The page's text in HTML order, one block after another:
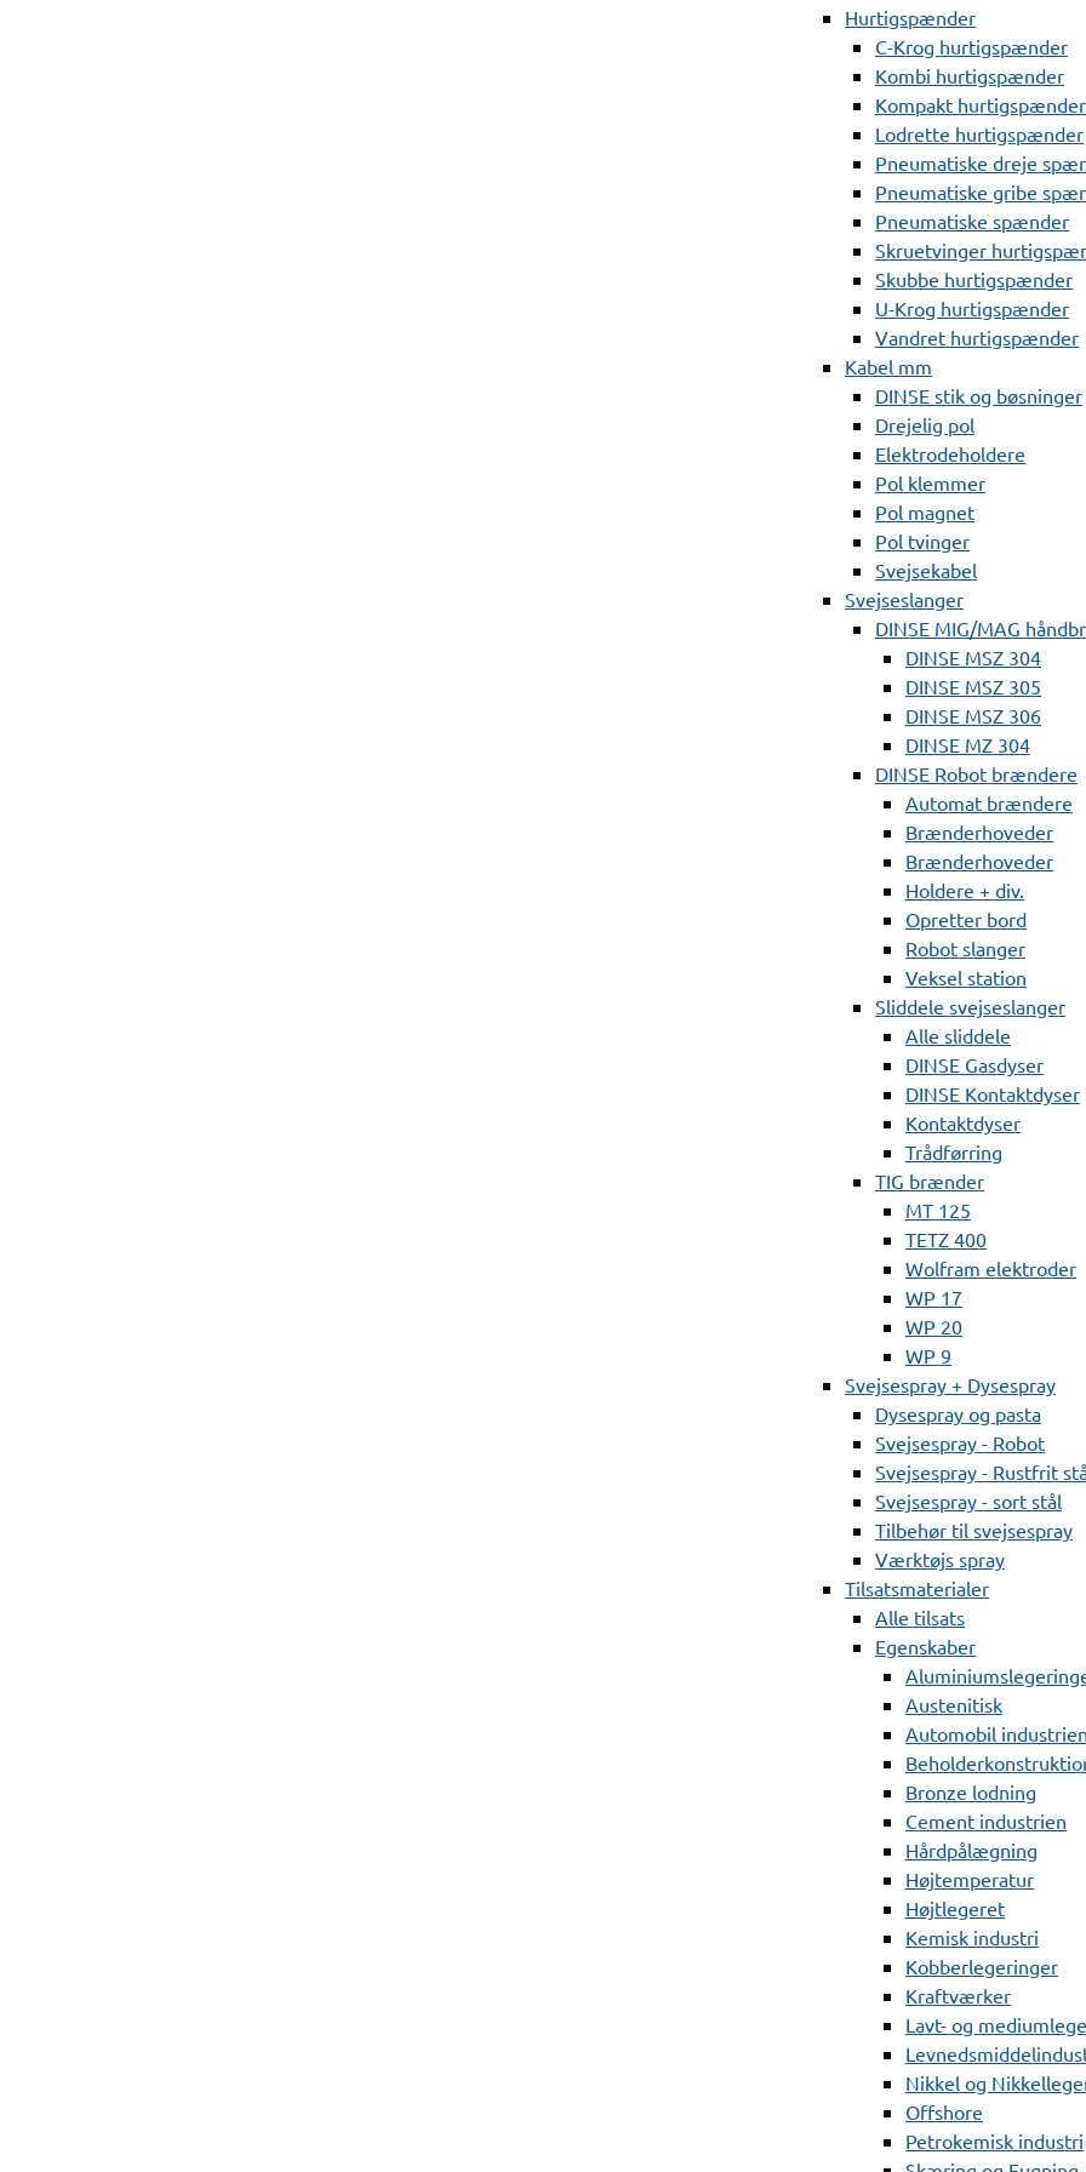
Hurtigspænder
C-Krog hurtigspænder
Kombi hurtigspænder
Kompakt hurtigspænder
Lodrette hurtigspænder
Pneumatiske dreje
Pneumatiske gribe
Pneumatiske spænder
Skruetvinger
Skubbe hurtigspænder
U-Krog hurtigspænder
Vandret hurtigspænder
Kabel mm
DINSE stik og bøsninger
Drejelig pol
Elektrodeholdere
Pol klemmer
Pol magnet
Pol tvinger
Svejsekabel
Svejseslanger
DINSE MIG/MAG
DINSE MSZ 304
DINSE MSZ 305
DINSE MSZ 306
DINSE MZ 304
DINSE Robot brændere
Automat brændere
Brænderhoveder
Brænderhoveder
Holdere + div.
Opretter bord
Robot slanger
Veksel station
Sliddele svejseslanger
Alle sliddele
DINSE Gasdyser
DINSE Kontaktdyser
Kontaktdyser
Trådførring
TIG brænder
MT 125
TETZ 400
Wolfram elektroder
WP 17
WP 20
WP 9
Svejsespray + Dysespray
Dysespray og pasta
Svejsespray - Robot
Svejsespray - Rustfrit
Svejsespray - sort stål
Tilbehør til svejsespray
Værktøjs spray
Tilsatsmaterialer
Alle tilsats
Egenskaber
Austenitisk
Automobil industrien
Bronze lodning
Cement industrien
Hårdpålægning
Højtemperatur
Højtlegeret
Kemisk industri
Kobberlegeringer
Kraftværker
Lavt- og
Nikkel og
Offshore
Petrokemisk industri